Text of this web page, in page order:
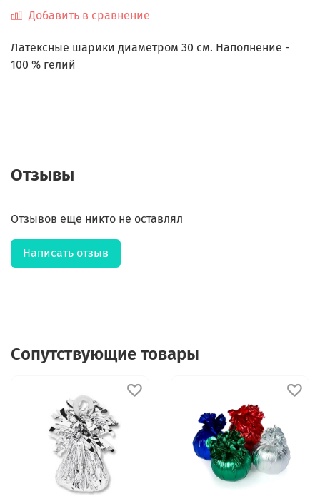
Добавить в сравнение
Латексные шарики диаметром 30 см. Наполнение -
100 % гелий
Отзывы
Отзывов еще никто не оставлял
Написать отзыв
Сопутствующие товары